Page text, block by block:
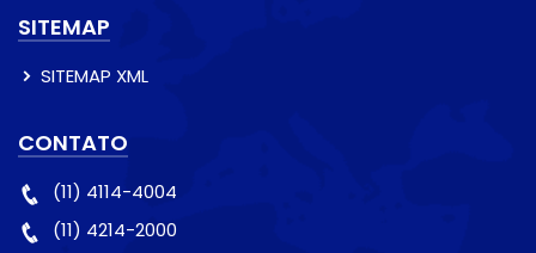
SITEMAP
SITEMAP XML
CONTATO
(11) 4114-4004
(11) 4214-2000